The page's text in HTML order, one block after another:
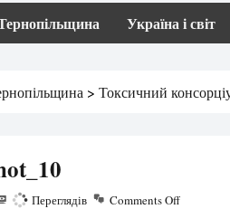
Україна і світ
> Токсичний
144 Переглядів Comments Off